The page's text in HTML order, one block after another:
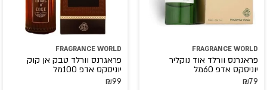
FRAGRANCE WORLD
פראגרנס וורלד אוד נוקליר
יוניסקס אדפ 60מל
₪79
FRAGRANCE WORLD
פראגרנס וורלד טבק אן קוק
יוניסקס אדפ 100מל
₪99